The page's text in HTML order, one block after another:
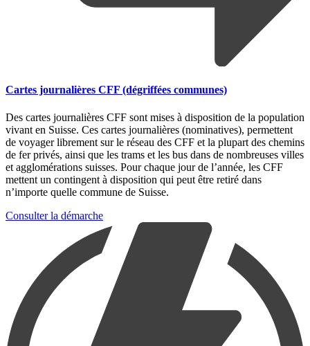
Cartes journalières CFF (dégriffées communes)
Des cartes journalières CFF sont mises à disposition de la population
vivant en Suisse. Ces cartes journalières (nominatives), permettent
de voyager librement sur le réseau des CFF et la plupart des chemins
de fer privés, ainsi que les trams et les bus dans de nombreuses villes
et agglomérations suisses. Pour chaque jour de l’année, les CFF
mettent un contingent à disposition qui peut être retiré dans
n’importe quelle commune de Suisse.
Consulter la démarche